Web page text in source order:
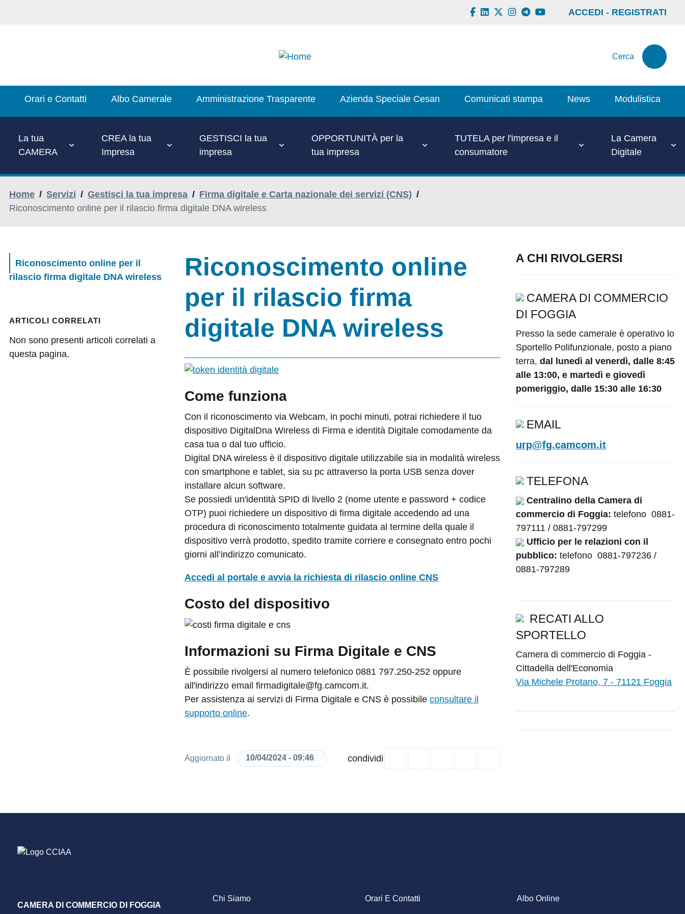
ACCEDI - REGISTRATI
Cerca
Main
Menu
Orari e Contatti Albo Camerale Amministrazione Trasparente Azienda Speciale Cesan Comunicati stampa News Modulistica
La tua
CAMERA
CREA la tua
Impresa
GESTISCI la tua
impresa
OPPORTUNITÀ per la
tua impresa
TUTELA per l'impresa e il
consumatore
La Camera
Digitale
Home / Servizi / Gestisci la tua impresa / Firma digitale e Carta nazionale dei servizi (CNS) /
Riconoscimento online per il rilascio firma digitale DNA wireless
Riconoscimento online per il
rilascio firma digitale DNA wireless
ARTICOLI CORRELATI
Non sono presenti articoli correlati a
questa pagina.
Riconoscimento online
per il rilascio firma
digitale DNA wireless
Come funziona
Con il riconoscimento via Webcam, in pochi minuti, potrai richiedere il tuo
dispositivo DigitalDna Wireless di Firma e identità Digitale comodamente da
casa tua o dal tuo ufficio.
Digital DNA wireless è il dispositivo digitale utilizzabile sia in modalità wireless
con smartphone e tablet, sia su pc attraverso la porta USB senza dover
installare alcun software.
Se possiedi un'identità SPID di livello 2 (nome utente e password + codice
OTP) puoi richiedere un dispositivo di firma digitale accedendo ad una
procedura di riconoscimento totalmente guidata al termine della quale il
dispositivo verrà prodotto, spedito tramite corriere e consegnato entro pochi
giorni all’indirizzo comunicato.
Accedi al portale e avvia la richiesta di rilascio online CNS
Costo del dispositivo
Informazioni su Firma Digitale e CNS
È possibile rivolgersi al numero telefonico 0881 797.250-252 oppure
all'indirizzo email firmadigitale@fg.camcom.it.
Per assistenza ai servizi di Firma Digitale e CNS è possibile consultare il
supporto online.
Aggiornato il 10/04/2024 - 09:46 condividi
A CHI RIVOLGERSI
CAMERA DI COMMERCIO
DI FOGGIA
Presso la sede camerale è operativo lo
Sportello Polifunzionale, posto a piano
terra,dal lunedì al venerdì, dalle 8:45
alle 13:00, e martedì e giovedì
pomeriggio, dalle 15:30 alle 16:30
EMAIL
urp@fg.camcom.it
TELEFONA
Centralino della Camera di
commercio di Foggia:telefono 0881-
797111 / 0881-797299
Ufficio per le relazioni con il
pubblico:telefono 0881-797236 /
0881-797289
RECATI ALLO
SPORTELLO
Camera di commercio di Foggia -
Cittadella dell'Economia
Via Michele Protano, 7 - 71121 Foggia
CAMERA DI COMMERCIO DI FOGGIA Footer
Chi Siamo Orari E Contatti Albo Online